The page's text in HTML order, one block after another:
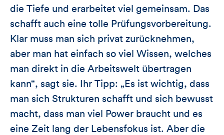
die Tiefe und erarbeitet viel gemeinsam. Das
schafft auch eine tolle Prüfungsvorbereitung.
Klar muss man sich privat zurücknehmen,
aber man hat einfach so viel Wissen, welches
man direkt in die Arbeitswelt übertragen
kann“, sagt sie. Ihr Tipp: „Es ist wichtig, dass
man sich Strukturen schafft und sich bewusst
macht, dass man viel Power braucht und es
eine Zeit lang der Lebensfokus ist. Aber die